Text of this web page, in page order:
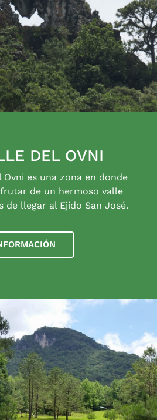
DEL OVNI
Ovni es una zona en donde
de un hermoso valle
de llegar al Ejido San José.